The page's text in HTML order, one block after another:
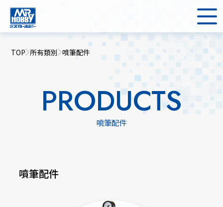
TOP 所有類別 噴筆配件
PRODUCTS
噴筆配件
噴筆配件